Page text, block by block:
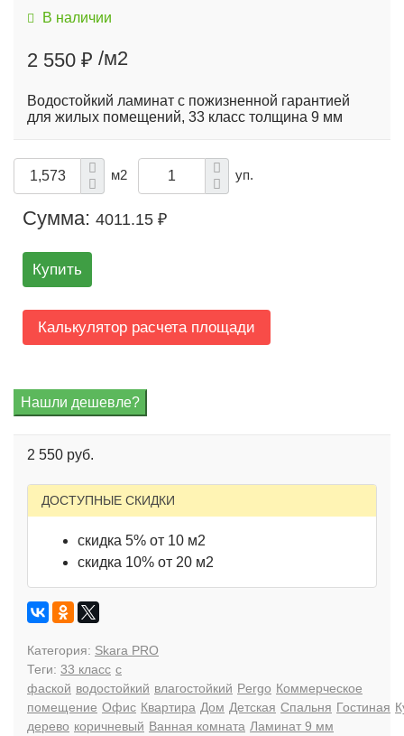
В наличии
2 550 ₽ /м2
Водостойкий ламинат с пожизненной гарантией
для жилых помещений, 33 класс толщина 9 мм
м2 уп.
Сумма: 4011.15 ₽
Купить
Калькулятор расчета площади
2 550 руб.
ДОСТУПНЫЕ СКИДКИ
скидка 5% от 10 м2
скидка 10% от 20 м2
Категория: Skara PRO
Теги: 33 класс с
фаской водостойкий влагостойкий Pergo Коммерческое
помещение Офис Квартира Дом Детская Спальня Гостиная
дерево коричневый Ванная комната Ламинат 9 мм